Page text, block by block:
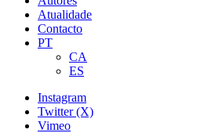
Atualidade
Contacto
PT
CA
ES
Instagram
Twitter (X)
Vimeo